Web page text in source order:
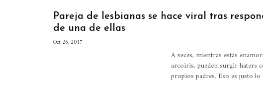
Pareja de lesbianas se hace viral tras
de una de ellas
Oct 26, 2017
A veces, mientras estás
arcoiris, pueden surgir haters
propios padres. Eso es justo